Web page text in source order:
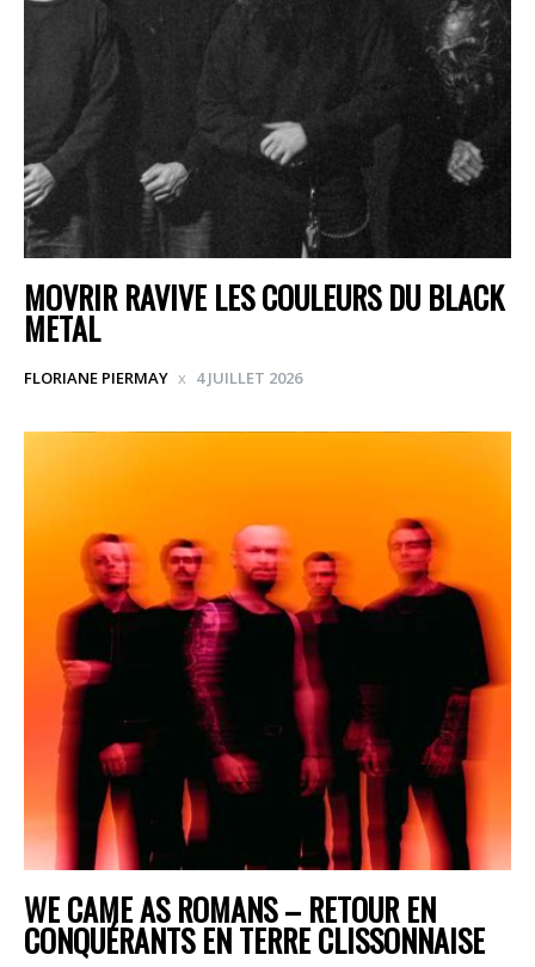
MOVRIR RAVIVE LES COULEURS DU BLACK
METAL
FLORIANE PIERMAY 4 JUILLET 2026
WE CAME AS ROMANS – RETOUR EN
CONQUÉRANTS EN TERRE CLISSONNAISE